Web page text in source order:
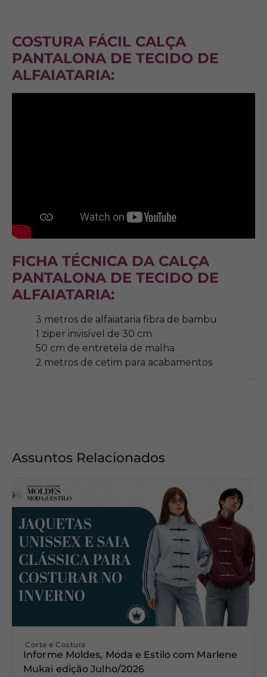
COSTURA FÁCIL CALÇA
PANTALONA DE TECIDO DE
ALFAIATARIA:
FICHA TÉCNICA DA CALÇA
PANTALONA DE TECIDO DE
ALFAIATARIA:
3 metros de alfaiataria fibra de bambu
1 ziper invisível de 30 cm
50 cm de entretela de malha
2 metros de cetim para acabamentos
Assuntos Relacionados
Corte e Costura
Informe Moldes, Moda e Estilo com Marlene
Mukai edição Julho/2026